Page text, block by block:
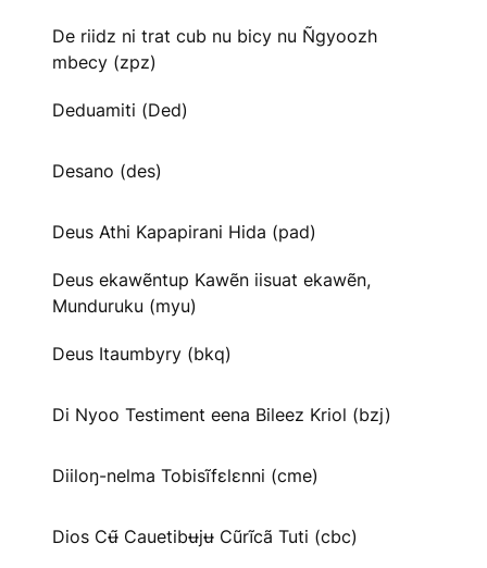
De riidz ni trat cub nu bicy nu Ñgyoozh
mbecy (zpz)
Deduamiti (Ded)
Desano (des)
Deus Athi Kapapirani Hida (pad)
Deus ekawẽntup Kawẽn iisuat ekawẽn,
Munduruku (myu)
Deus Itaumbyry (bkq)
Di Nyoo Testiment eena Bileez Kriol (bzj)
Diiloŋ-nelma Tobisĩfɛlɛnni (cme)
Dios Cʉ̃ Cauetibʉjʉ Cũrĩcã Tuti (cbc)